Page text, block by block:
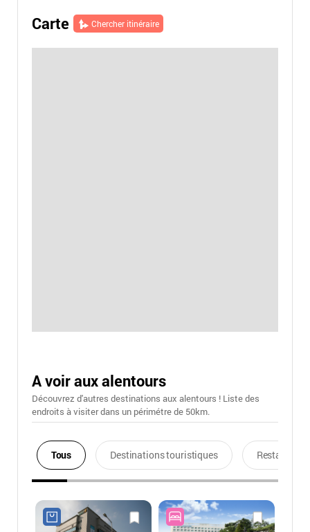
Carte Chercher itinéraire
A voir aux alentours
Découvrez d'autres destinations aux alentours ! Liste des
endroits à visiter dans un périmétre de 50km.
Tous Destinations touristiques Restaurants